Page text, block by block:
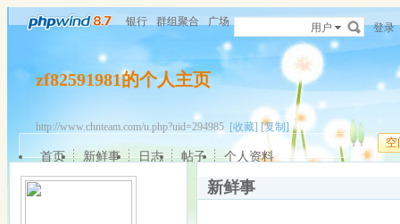
银行 群组聚合 广场 用户 登录
zf82591981的个人主页
http://www.chnteam.com/u.php?uid=294985 [收藏] [复制]
空
首页 新鲜事 日志 帖子 个人资料
新鲜事